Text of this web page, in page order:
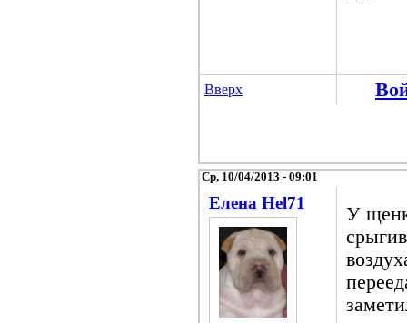
Вверх
Ср, 10/04/2013 - 09:01
Елена Hel71
У